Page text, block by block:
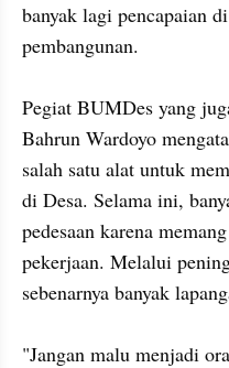
banyak lagi pencapaian
pembangunan.
Pegiat BUMDes yang
Bahrun Wardoyo
salah satu alat untuk
di Desa. Selama ini,
pedesaan karena
pekerjaan. Melalui
sebenarnya banyak
"Jangan malu menjadi